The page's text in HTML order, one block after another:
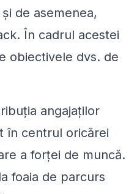
de asemenea,
În cadrul acestei
obiectivele dvs. de
angajaților
în centrul oricărei
a forței de muncă.
foaia de parcurs